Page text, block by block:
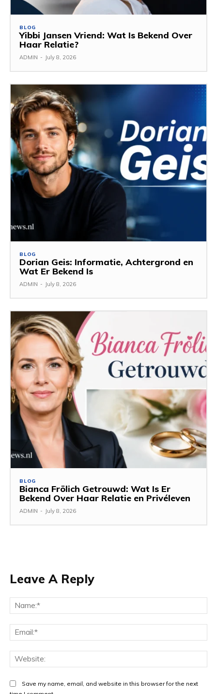
BLOG
Yibbi Jansen Vriend: Wat Is Bekend Over
Haar Relatie?
ADMIN - July 8, 2026
BLOG
Dorian Geis: Informatie, Achtergrond en
Wat Er Bekend Is
ADMIN - July 8, 2026
BLOG
Bianca Frölich Getrouwd: Wat Is Er
Bekend Over Haar Relatie en Privéleven
ADMIN - July 8, 2026
Leave A Reply
Save my name, email, and website in this browser for the next